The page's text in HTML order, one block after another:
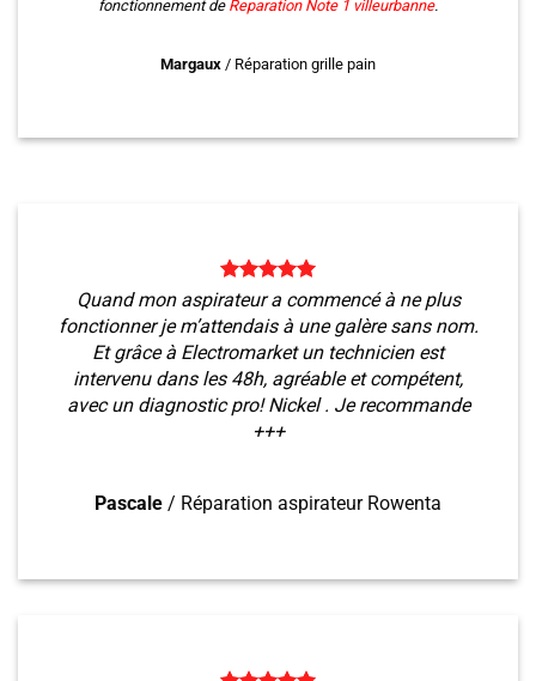
fonctionnement de Reparation Note 1 villeurbanne.
Margaux / Réparation grille pain
Quand mon aspirateur a commencé à ne plus
fonctionner je m’attendais à une galère sans nom.
Et grâce à Electromarket un technicien est
intervenu dans les 48h, agréable et compétent,
avec un diagnostic pro! Nickel . Je recommande
+++
Pascale / Réparation aspirateur Rowenta